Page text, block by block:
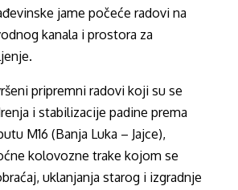
jame počeće radovi na
kanala i prostora za
pripremni radovi koji su se
i stabilizacije padine prema
M16 (Banja Luka – Jajce),
kolovozne trake kojom se
uklanjanja starog i izgradnje